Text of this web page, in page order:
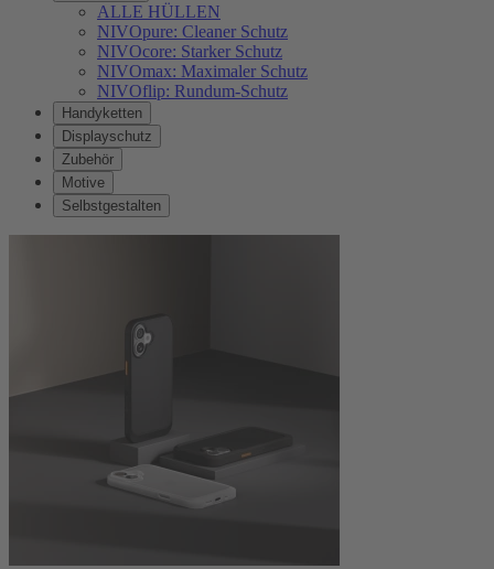
ALLE HÜLLEN
NIVOpure: Cleaner Schutz
NIVOcore: Starker Schutz
NIVOmax: Maximaler Schutz
NIVOflip: Rundum-Schutz
Handyketten
Displayschutz
Zubehör
Motive
Selbstgestalten